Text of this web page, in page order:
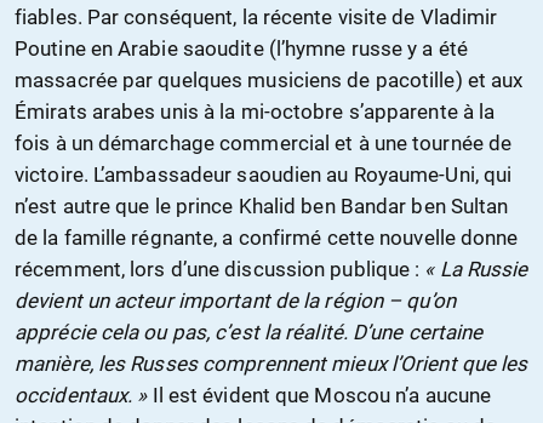
fiables. Par conséquent, la récente visite de Vladimir
Poutine en Arabie saoudite (l’hymne russe y a été
massacrée par quelques musiciens de pacotille) et aux
Émirats arabes unis à la mi-octobre s’apparente à la
fois à un démarchage commercial et à une tournée de
victoire. L’ambassadeur saoudien au Royaume-Uni, qui
n’est autre que le prince Khalid ben Bandar ben Sultan
de la famille régnante, a confirmé cette nouvelle donne
récemment, lors d’une discussion publique : « La Russie
devient un acteur important de la région – qu’on
apprécie cela ou pas, c’est la réalité. D’une certaine
manière, les Russes comprennent mieux l’Orient que les
occidentaux. »Il est évident que Moscou n’a aucune